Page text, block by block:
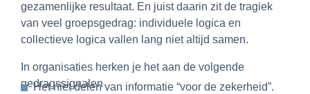
gezamenlijke resultaat. En juist daarin zit de tragiek
van veel groepsgedrag: individuele logica en
collectieve logica vallen lang niet altijd samen.
In organisaties herken je het aan de volgende
gedragssignalen
Het niet delen van informatie “voor de zekerheid”.